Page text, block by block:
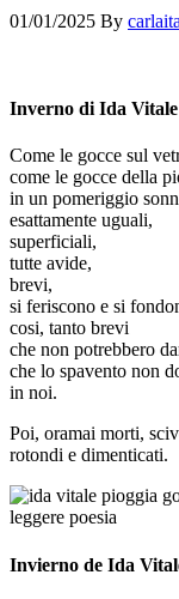
01/01/2025 By carlaita
Inverno di Ida
Come le gocce sul
come le gocce della
in un pomeriggio
esattamente uguali,
superficiali,
tutte avide,
brevi,
si feriscono e si
cosi, tanto brevi
che non potrebbero
che lo spavento non
in noi.
Poi, oramai morti,
rotondi e dimenticati.
Invierno de Ida